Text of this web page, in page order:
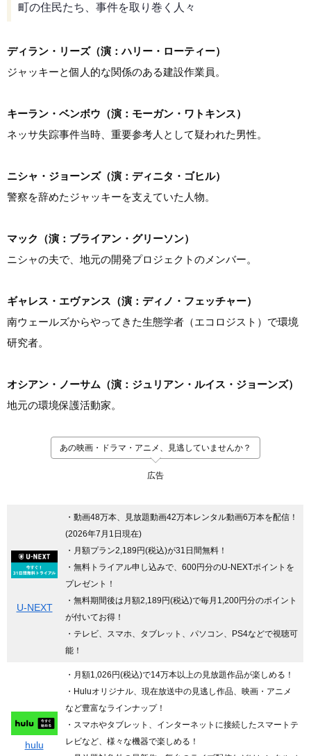
町の住民たち、事件を取り巻く人々
ディラン・リーズ（演：ハリー・ローティー）
ジャッキーと個人的な関係のある建設作業員。
キーラン・ベンボウ（演：モーガン・ワトキンス）
ネッサ失踪事件当時、重要参考人として疑われた男性。
ニシャ・ジョーンズ（演：ディニタ・ゴヒル）
警察を辞めたジャッキーを支えていた人物。
マック（演：ブライアン・グリーソン）
ニシャの夫で、地元の開発プロジェクトのメンバー。
ギャレス・エヴァンス（演：ディノ・フェッチャー）
南ウェールズからやってきた生態学者（エコロジスト）で環境
研究者。
オシアン・ノーサム（演：ジュリアン・ルイス・ジョーンズ）
地元の環境保護活動家。
あの映画・ドラマ・アニメ、見逃していませんか？
広告
U-NEXT
・動画48万本、見放題動画42万本レンタル動画6万本を配信！
(2026年7月1日現在)
・月額プラン2,189円(税込)が31日間無料！
・無料トライアル申し込みで、600円分のU-NEXTポイントを
プレゼント！
・無料期間後は月額2,189円(税込)で毎月1,200円分のポイント
が付いてお得！
・テレビ、スマホ、タブレット、パソコン、PS4などで視聴可
能！
hulu
・月額1,026円(税込)で14万本以上の見放題作品が楽しめる！
・Huluオリジナル、現在放送中の見逃し作品、映画・アニメ
など豊富なラインナップ！
・スマホやタブレット、インターネットに接続したスマートテ
レビなど、様々な機器で楽しめる！